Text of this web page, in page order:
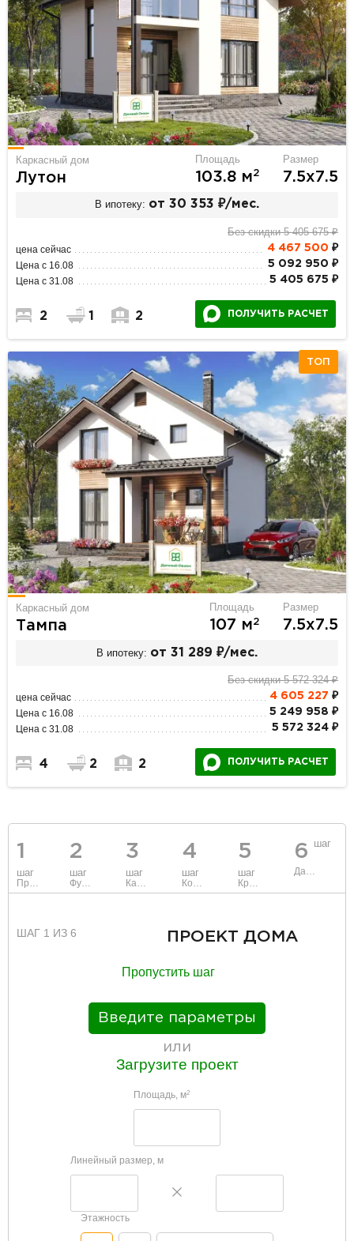
Каркасный дом
Лутон
Площадь
103.8 м2
Размер
7.5х7.5
В ипотеку: от 30 353 ₽/мес.
Без скидки 5 405 675 ₽
цена сейчас 4 467 500 ₽
Цена с 16.08 5 092 950 ₽
Цена с 31.08 5 405 675 ₽
2 1 2 ПОЛУЧИТЬ РАСЧЕТ
ТОП
Каркасный дом
Тампа
Площадь
107 м2
Размер
7.5х7.5
В ипотеку: от 31 289 ₽/мес.
Без скидки 5 572 324 ₽
цена сейчас 4 605 227 ₽
Цена с 16.08 5 249 958 ₽
Цена с 31.08 5 572 324 ₽
4 2 2 ПОЛУЧИТЬ РАСЧЕТ
1
шаг
Проект
2
шаг
Фундамент
3
шаг
Каркас и стены
4
шаг
Коммуникации
5
шаг
Крыша
6 шаг
Данные
ШАГ 1 ИЗ 6 ПРОЕКТ ДОМА
Пропустить шаг
Введите параметры
или
Загрузите проект
Площадь, м2
Линейный размер, м
Этажность